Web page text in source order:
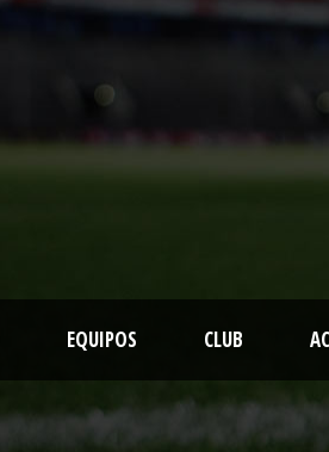
EQUIPOS CLUB